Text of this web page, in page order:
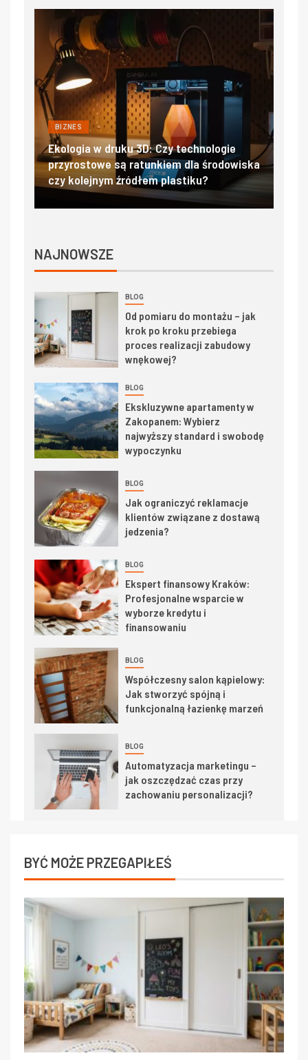
BIZNES
Ekologia w druku 3D: Czy technologie
przyrostowe są ratunkiem dla środowiska
czy kolejnym źródłem plastiku?
NAJNOWSZE
BLOG
Od pomiaru do montażu – jak
krok po kroku przebiega
proces realizacji zabudowy
wnękowej?
BLOG
Ekskluzywne apartamenty w
Zakopanem: Wybierz
najwyższy standard i swobodę
wypoczynku
BLOG
Jak ograniczyć reklamacje
klientów związane z dostawą
jedzenia?
BLOG
Ekspert finansowy Kraków:
Profesjonalne wsparcie w
wyborze kredytu i
finansowaniu
BLOG
Współczesny salon kąpielowy:
Jak stworzyć spójną i
funkcjonalną łazienkę marzeń
BLOG
Automatyzacja marketingu –
jak oszczędzać czas przy
zachowaniu personalizacji?
BYĆ MOŻE PRZEGAPIŁEŚ